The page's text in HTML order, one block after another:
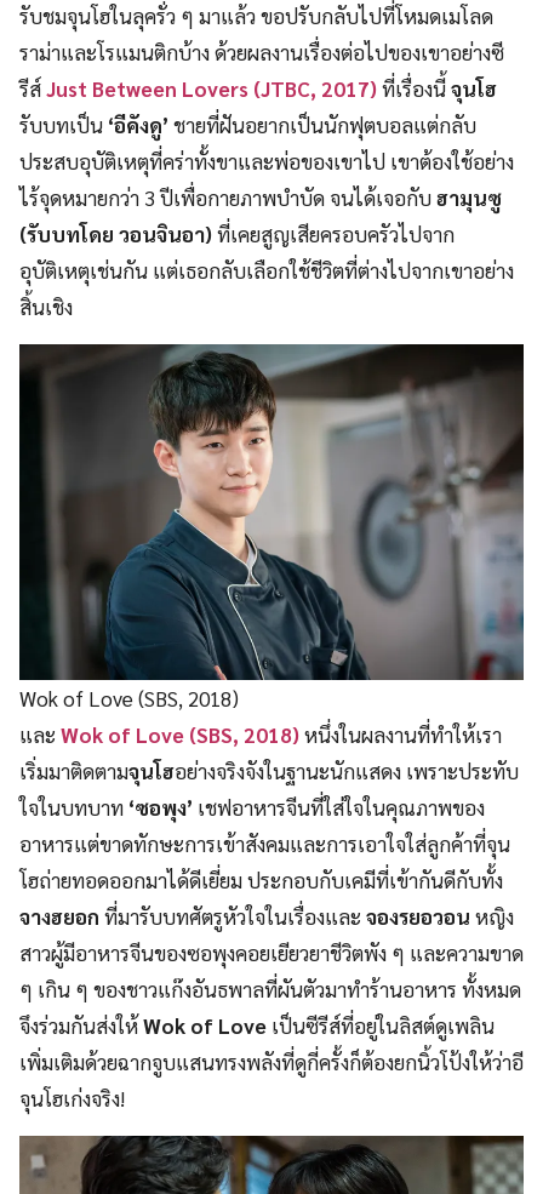
รับชมจุนโฮในลุครั่ว ๆ มาแล้ว ขอปรับกลับไปที่โหมดเมโลด
ราม่าและโรแมนติกบ้าง ด้วยผลงานเรื่องต่อไปของเขาอย่างซี
รีส์Just Between Lovers (JTBC, 2017)ที่เรื่องนี้จุนโฮ
รับบทเป็น ‘อีคังดู’ ชายที่ฝันอยากเป็นนักฟุตบอลแต่กลับ
ประสบอุบัติเหตุที่คร่าทั้งขาและพ่อของเขาไป เขาต้องใช้อย่าง
ไร้จุดหมายกว่า 3 ปีเพื่อกายภาพบำบัด จนได้เจอกับฮามุนซู
(รับบทโดย วอนจินอา)ที่เคยสูญเสียครอบครัวไปจาก
อุบัติเหตุเช่นกัน แต่เธอกลับเลือกใช้ชีวิตที่ต่างไปจากเขาอย่าง
สิ้นเชิง
Wok of Love (SBS, 2018)
และ Wok of Love (SBS, 2018)หนึ่งในผลงานที่ทำให้เรา
เริ่มมาติดตามจุนโฮอย่างจริงจังในฐานะนักแสดง เพราะประทับ
ใจในบทบาท ‘ซอพุง’ เชฟอาหารจีนที่ใส่ใจในคุณภาพของ
อาหารแต่ขาดทักษะการเข้าสังคมและการเอาใจใส่ลูกค้าที่จุน
โฮถ่ายทอดออกมาได้ดีเยี่ยม ประกอบกับเคมีที่เข้ากันดีกับทั้ง
จางฮยอก ที่มารับบทศัตรูหัวใจในเรื่องและ จองรยอวอน หญิง
สาวผู้มีอาหารจีนของซอพุงคอยเยียวยาชีวิตพัง ๆ และความขาด
ๆ เกิน ๆ ของชาวแก๊งอันธพาลที่ผันตัวมาทำร้านอาหาร ทั้งหมด
จึงร่วมกันส่งให้Wok of Love เป็นซีรีส์ที่อยู่ในลิสต์ดูเพลิน
เพิ่มเติมด้วยฉากจูบแสนทรงพลังที่ดูกี่ครั้งก็ต้องยกนิ้วโป้งให้ว่าอี
จุนโฮเก่งจริง!